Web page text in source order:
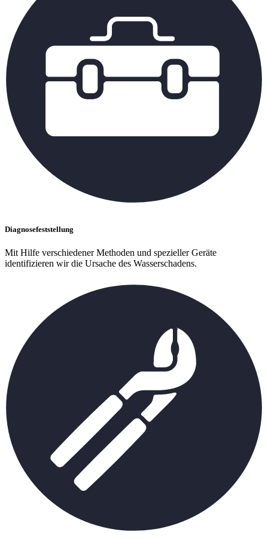
Diagnosefeststellung
Mit Hilfe verschiedener Methoden und spezieller Geräte
identifizieren wir die Ursache des Wasserschadens.